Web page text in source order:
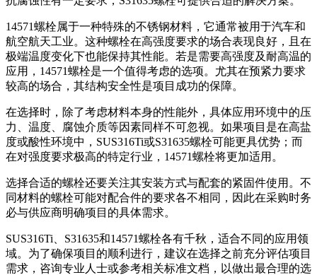
14571螺栓属于一种特殊的不锈钢材料，它通常被用于汽车和
航空航天工业。这种螺栓在高强度要求的场合表现良好，且在
极端温度变化下也能保持其性能。若是需要高强度及耐高温的
应用，14571螺栓是一个值得考虑的选项。尤其在预紧力要求
较高的场合，其结构安全性是项目成功的保障。
在选择时，除了考虑材料本身的性能外，具体应用环境中的压
力、温度、腐蚀介质等因素同样不可忽视。如果项目是在高盐
度或酸性环境中，SUS316Ti或S31635螺栓可能更具优势；而
在对强度要求极高的特定行业，14571螺栓将更加适用。
选择合适的螺栓还要关注其安装方式与配套的紧固件使用。不
同材料的螺栓可能对配合件的要求各不相同，因此在采购时务
必与供应商明确项目的具体需求。
SUS316Ti、S31635和14571螺栓各有千秋，适合不同的应用领
域。为了确保项目的顺利进行，建议在选择之前充分评估项目
需求，咨询专业人士或参考相关标准文档，以做出最合理的选